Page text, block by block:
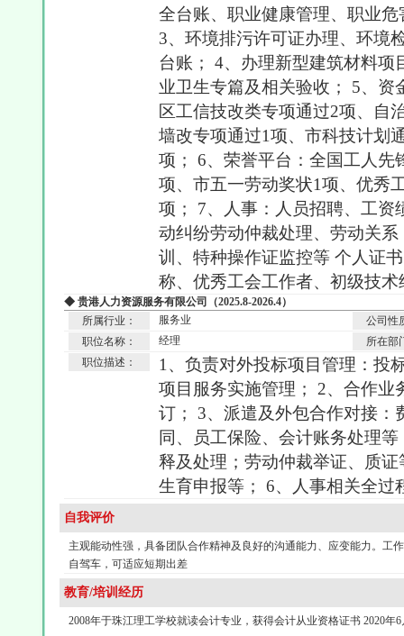
全台账、职业健康管理、职业
3、环境排污许可证办理、环境
台账； 4、办理新型建筑材料
业卫生专篇及相关验收； 5、
区工信技改类专项通过2项、自
墙改专项通过1项、市科技计划
项； 6、荣誉平台：全国工人先
项、市五一劳动奖状1项、优秀
项； 7、人事：人员招聘、工资
动纠纷劳动仲裁处理、劳动关
训、特种操作证监控等 个人证
称、优秀工会工作者、初级技
◆ 贵港人力资源服务有限公司（2025.8-2026.4）
所属行业：
服务业
公司性
职位名称：
经理
所在部
职位描述：
1、负责对外投标项目管理：投
项目服务实施管理； 2、合作业
订； 3、派遣及外包合作对接：
同、员工保险、会计账务处理
释及处理；劳动仲裁举证、质
生育申报等； 6、人事相关全过
自我评价
主观能动性强，具备团队合作精神及良好的沟通能力、应变能力。工
自驾车，可适应短期出差
教育/培训经历
2008年于珠江理工学校就读会计专业，获得会计从业资格证书 2020